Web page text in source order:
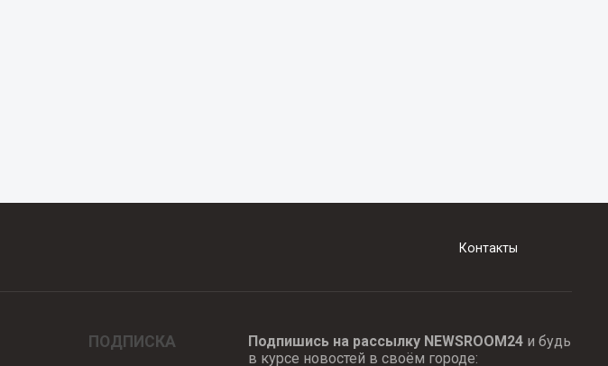
Контакты
ПОДПИСКА Подпишись на рассылку NEWSROOM24и будь
в курсе новостей в своём городе: